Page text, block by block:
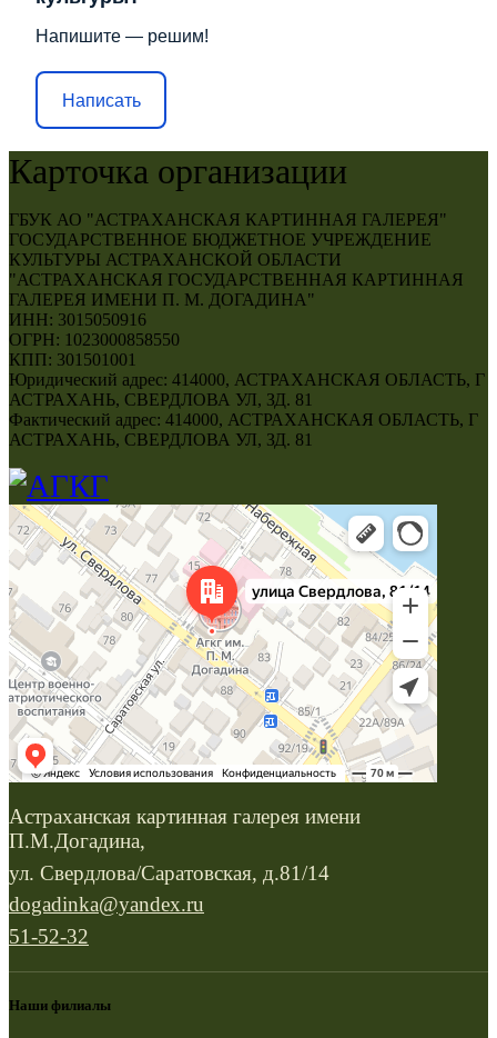
Напишите — решим!
Написать
Карточка организации
ГБУК АО "АСТРАХАНСКАЯ КАРТИННАЯ ГАЛЕРЕЯ"
ГОСУДАРСТВЕННОЕ БЮДЖЕТНОЕ УЧРЕЖДЕНИЕ
КУЛЬТУРЫ АСТРАХАНСКОЙ ОБЛАСТИ
"АСТРАХАНСКАЯ ГОСУДАРСТВЕННАЯ КАРТИННАЯ
ГАЛЕРЕЯ ИМЕНИ П. М. ДОГАДИНА"
ИНН: 3015050916
ОГРН: 1023000858550
КПП: 301501001
Юридический адрес: 414000, АСТРАХАНСКАЯ ОБЛАСТЬ, Г
АСТРАХАНЬ, СВЕРДЛОВА УЛ, ЗД. 81
Фактический адрес: 414000, АСТРАХАНСКАЯ ОБЛАСТЬ, Г
АСТРАХАНЬ, СВЕРДЛОВА УЛ, ЗД. 81
Астраханская картинная галерея имени
П.М.Догадина,
ул. Свердлова/Саратовская, д.81/14
dogadinka@yandex.ru
51-52-32
Наши филиалы